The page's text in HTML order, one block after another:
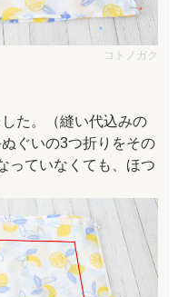
コトノガク
た。（縫い代込みの
ぐいの3つ折りをその
っていなくても、ほつ